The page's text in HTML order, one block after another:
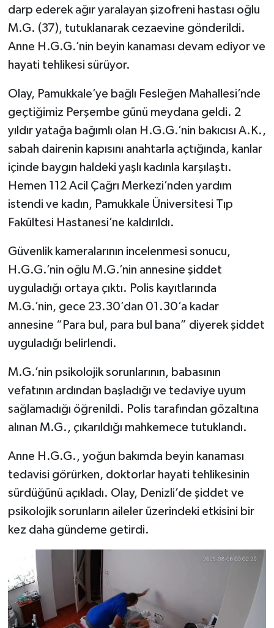
darp ederek ağır yaralayan şizofreni hastası oğlu
M.G. (37), tutuklanarak cezaevine gönderildi.
Anne H.G.G.’nin beyin kanaması devam ediyor ve
hayati tehlikesi sürüyor.
Olay, Pamukkale’ye bağlı Fesleğen Mahallesi’nde
geçtiğimiz Perşembe günü meydana geldi. 2
yıldır yatağa bağımlı olan H.G.G.’nin bakıcısı A.K.,
sabah dairenin kapısını anahtarla açtığında, kanlar
içinde baygın haldeki yaşlı kadınla karşılaştı.
Hemen 112 Acil Çağrı Merkezi’nden yardım
istendi ve kadın, Pamukkale Üniversitesi Tıp
Fakültesi Hastanesi’ne kaldırıldı.
Güvenlik kameralarının incelenmesi sonucu,
H.G.G.’nin oğlu M.G.’nin annesine şiddet
uyguladığı ortaya çıktı. Polis kayıtlarında
M.G.’nin, gece 23.30’dan 01.30’a kadar
annesine “Para bul, para bul bana” diyerek şiddet
uyguladığı belirlendi.
M.G.’nin psikolojik sorunlarının, babasının
vefatının ardından başladığı ve tedaviye uyum
sağlamadığı öğrenildi. Polis tarafından gözaltına
alınan M.G., çıkarıldığı mahkemece tutuklandı.
Anne H.G.G., yoğun bakımda beyin kanaması
tedavisi görürken, doktorlar hayati tehlikesinin
sürdüğünü açıkladı. Olay, Denizli’de şiddet ve
psikolojik sorunların aileler üzerindeki etkisini bir
kez daha gündeme getirdi.